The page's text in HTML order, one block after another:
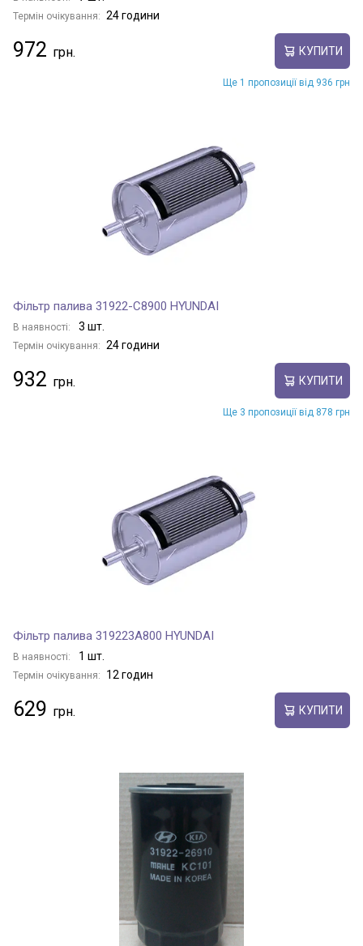
Термін очікування: 24 години
972 КУПИТИ
Ще 1 пропозиції від 936 грн
Фільтр палива 31922-C8900 HYUNDAI
В наявності: 3 шт.
Термін очікування: 24 години
932 КУПИТИ
Ще 3 пропозиції від 878 грн
Фільтр палива 319223A800 HYUNDAI
В наявності: 1 шт.
Термін очікування: 12 годин
629 КУПИТИ